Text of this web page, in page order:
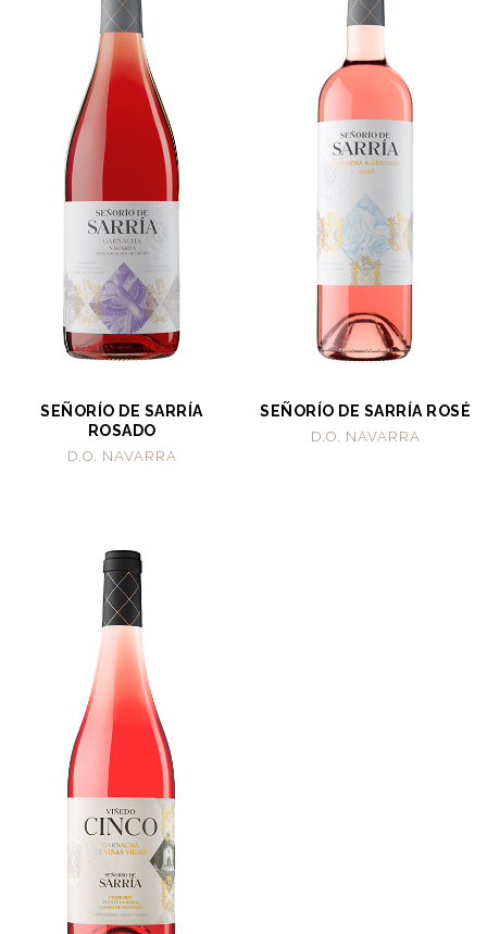
SEÑORÍO DE SARRÍA
ROSADO
D.O. NAVARRA
SEÑORÍO DE SARRÍA ROSÉ
D.O. NAVARRA